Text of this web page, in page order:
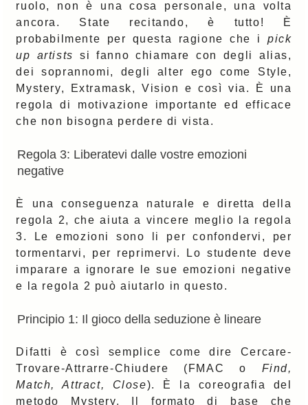
ruolo, non è una cosa personale, una volta
ancora. State recitando, è tutto! È
probabilmente per questa ragione che ipick
up artists
si fanno chiamare con degli alias,
dei soprannomi, degli alter ego come Style,
Mystery, Extramask, Vision e così via. È una
regola di motivazione importante ed efficace
che non bisogna perdere di vista.
Regola 3: Liberatevi dalle vostre emozioni
negative
È una conseguenza naturale e diretta della
regola 2, che aiuta a vincere meglio la regola
3. Le emozioni sono li per confondervi, per
tormentarvi, per reprimervi. Lo studente deve
imparare a ignorare le sue emozioni negative
e la regola 2 può aiutarlo in questo.
Principio 1: Il gioco della seduzione è lineare
Difatti è così semplice come dire Cercare-
Trovare-Attrarre-Chiudere (FMAC o Find,
Match, Attract, Close). È la coreografia del
metodo Mystery. Il formato di base che